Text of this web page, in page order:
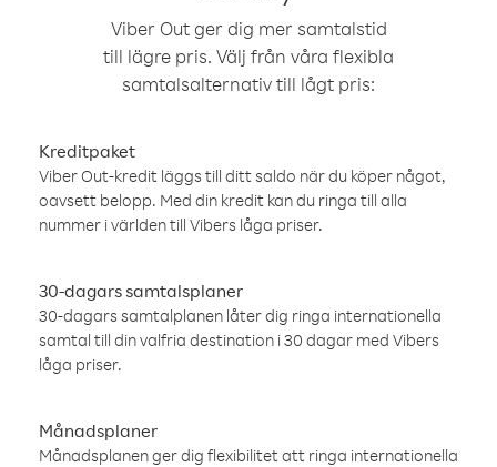
Viber Out ger dig mer samtalstid
till lägre pris. Välj från våra flexibla
samtalsalternativ till lågt pris:
Kreditpaket
Viber Out-kredit läggs till ditt saldo när du köper något,
oavsett belopp. Med din kredit kan du ringa till alla
nummer i världen till Vibers låga priser.
30-dagars samtalsplaner
30-dagars samtalplanen låter dig ringa internationella
samtal till din valfria destination i 30 dagar med Vibers
låga priser.
Månadsplaner
Månadsplanen ger dig flexibilitet att ringa internationella